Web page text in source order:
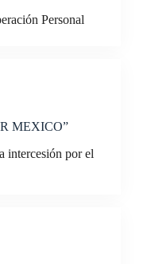
Personal
MEXICO”
intercesión por el